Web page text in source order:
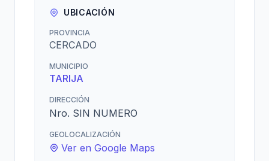
UBICACIÓN
PROVINCIA
CERCADO
MUNICIPIO
TARIJA
DIRECCIÓN
Nro. SIN NUMERO
GEOLOCALIZACIÓN
Ver en Google Maps